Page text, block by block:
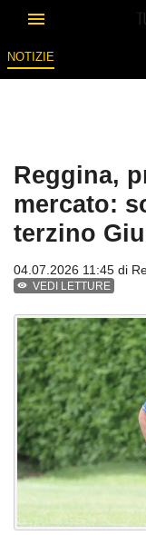
NOTIZIE
Reggina,
mercato:
terzino
04.07.2026 11:45 di
VEDI LETTURE